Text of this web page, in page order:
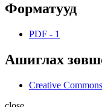
Форматууд
PDF - 1
Ашиглах
Creative